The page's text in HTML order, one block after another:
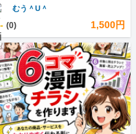
むう＾U＾
- (0) 1,500円